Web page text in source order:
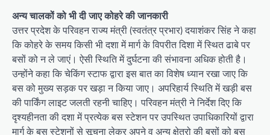
अन्य चालकों को भी दी जाए कोहरे की जानकारी
उत्तर प्रदेश के परिवहन राज्य मंत्री (स्वतंत्र प्रभार) दयाशंकर सिंह ने कहा
कि कोहरे के समय किसी भी दशा में मार्ग के विपरीत दिशा में स्थित ढाबे पर
बसों को न ले जाएं। ऐसी स्थिति में दुर्घटना की संभावना अधिक होती है।
उन्होंने कहा कि चेकिंग स्टाफ द्वारा इस बात का विशेष ध्यान रखा जाए कि
बस को मुख्य सड़क पर खड़ा न किया जाए। अपरिहार्य स्थिति में खड़ी बस
की पार्किंग लाइट जलती रहनी चाहिए। परिवहन मंत्री ने निर्देश दिए कि
दृश्यहीनता की दशा में प्रत्येक बस स्टेशन पर उपस्थित उपाधिकारियों द्वारा
मार्ग के बस स्टेशनों से सूचना लेकर अपने व अन्य क्षेत्रो की बसों को बस